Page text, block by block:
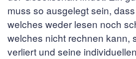
muss so ausgelegt sein,
welches weder lesen noch
welches nicht rechnen kann,
verliert und seine